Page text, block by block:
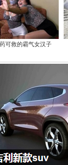
可救的霸气女汉子